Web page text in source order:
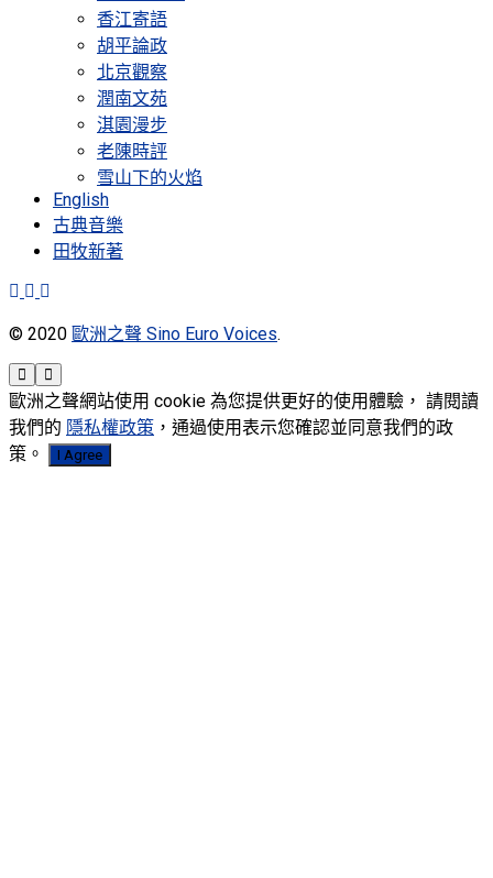
香江寄語
胡平論政
北京觀察
潤南文苑
淇園漫步
老陳時評
雪山下的火焰
English
古典音樂
田牧新著
© 2020 歐洲之聲 Sino Euro Voices.
歐洲之聲網站使用 cookie 為您提供更好的使用體驗， 請閱讀
我們的 隱私權政策 ，通過使用表示您確認並同意我們的政
策。
I Agree